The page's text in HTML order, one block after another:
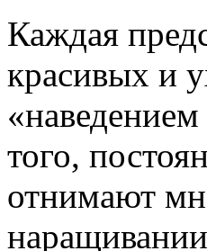
Каждая
красивых и
того,
отнимают
наращивании